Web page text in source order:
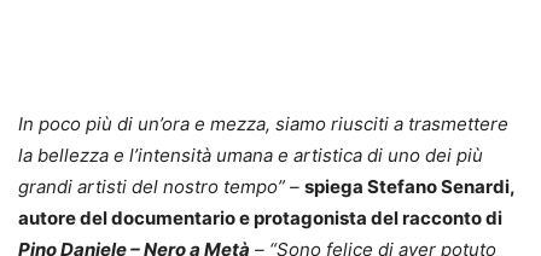
In poco più di un’ora e mezza, siamo riusciti a trasmettere
la bellezza e l’intensità umana e artistica di uno dei più
grandi artisti del nostro tempo” – spiega Stefano Senardi,
autore del documentario e protagonista del racconto di
Pino Daniele – Nero a Metà – “Sono felice di aver potuto